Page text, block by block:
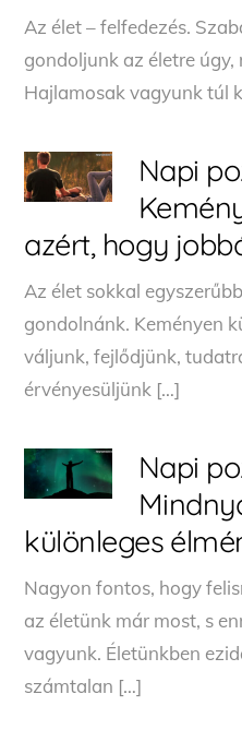
Az élet – felfedezés.
gondoljunk az életre
Hajlamosak vagyunk túl
Napi
azért, hogy
Az élet sokkal
gondolnánk. Keményen
váljunk, fejlődjünk,
érvényesüljünk […]
Napi
különleges
Nagyon fontos, hogy
az életünk már most, s
vagyunk. Életünkben
számtalan […]